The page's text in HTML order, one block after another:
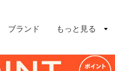
ブランド もっと見る